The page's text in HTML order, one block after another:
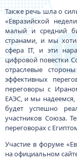
Также речь шла о
«Евразийской
малый и средний
странами, и мы
сфера IT, и эти
цифровой повестки
отраслевые
эффективных
переговоры с
ЕАЭС, и мы
будет успешно
участников Союза.
переговорах с
Участие в форуме
на официальном